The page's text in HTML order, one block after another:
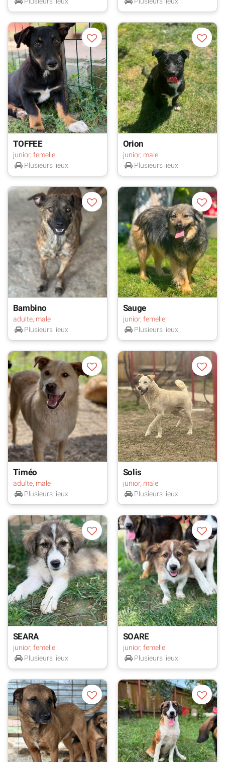
TOFFEE
junior, femelle
Plusieurs lieux
Orion
junior, male
Plusieurs lieux
Bambino
adulte, male
Plusieurs lieux
Sauge
junior, femelle
Plusieurs lieux
Timéo
adulte, male
Plusieurs lieux
Solis
junior, male
Plusieurs lieux
SEARA
junior, femelle
Plusieurs lieux
SOARE
junior, femelle
Plusieurs lieux